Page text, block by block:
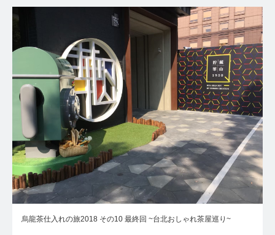
烏龍茶仕入れの旅2018 その10 最終回 ~台北おしゃれ茶屋巡り~